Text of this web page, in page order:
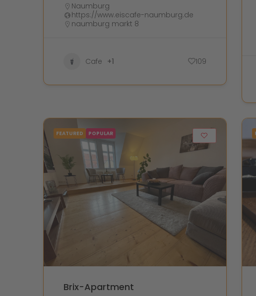
Naumburg
https://www.eiscafe-naumburg.de
naumburg markt 8
Cafe +1 109
FEATURED POPULAR
Brix-Apartment